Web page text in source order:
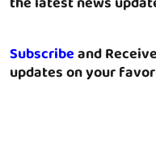
Subscribeand
updates on your